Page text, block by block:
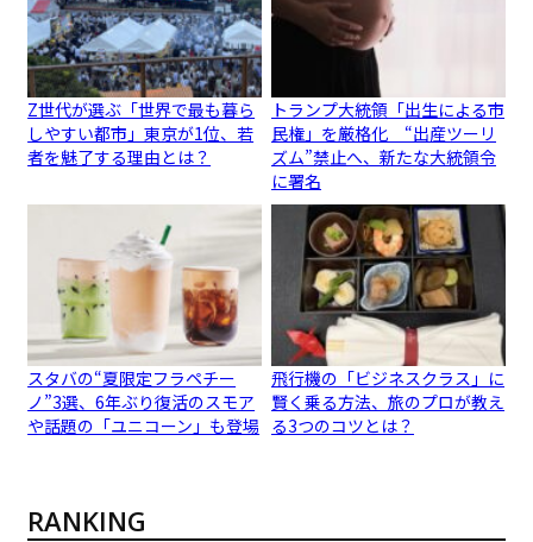
Z世代が選ぶ「世界で最も暮ら
しやすい都市」東京が1位、若
者を魅了する理由とは？
トランプ大統領「出生による市
民権」を厳格化 “出産ツーリ
ズム”禁止へ、新たな大統領令
に署名
スタバの“夏限定フラペチー
ノ”3選、6年ぶり復活のスモア
や話題の「ユニコーン」も登場
飛行機の「ビジネスクラス」に
賢く乗る方法、旅のプロが教え
る3つのコツとは？
RANKING